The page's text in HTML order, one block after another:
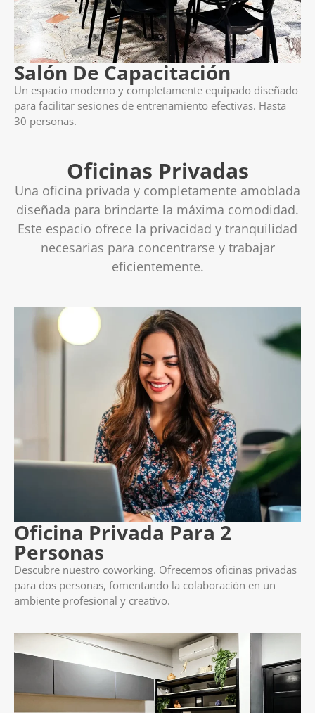
Salón De Capacitación
Un espacio moderno y completamente equipado diseñado
para facilitar sesiones de entrenamiento efectivas. Hasta
30 personas.
Oficinas Privadas
Una oficina privada y completamente amoblada
diseñada para brindarte la máxima comodidad.
Este espacio ofrece la privacidad y tranquilidad
necesarias para concentrarse y trabajar
eficientemente.
Oficina Privada Para 2
Personas
Descubre nuestro coworking. Ofrecemos oficinas privadas
para dos personas, fomentando la colaboración en un
ambiente profesional y creativo.